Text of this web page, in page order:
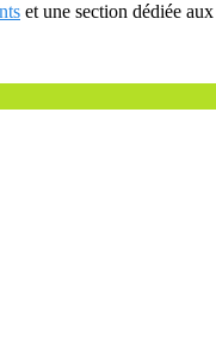
et une section dédiée aux